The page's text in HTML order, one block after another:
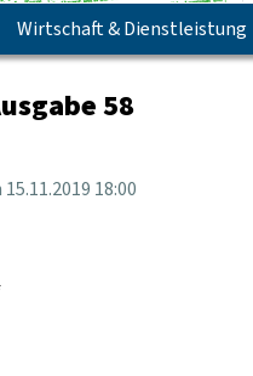
Jetzt herunterladen & lesen!
Wirtschaft & Dienstleistung
58
15.11.2019 18:00